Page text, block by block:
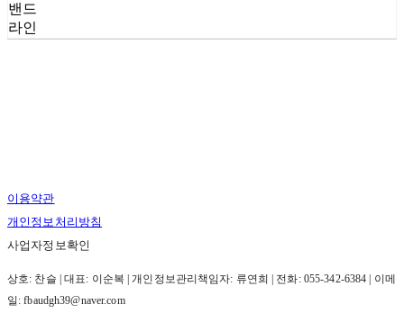
밴드
라인
이용약관
개인정보처리방침
사업자정보확인
상호: 찬슬 | 대표: 이순복 | 개인정보관리책임자: 류연희 | 전화: 055-342-6384 | 이메
일: fbaudgh39@naver.com